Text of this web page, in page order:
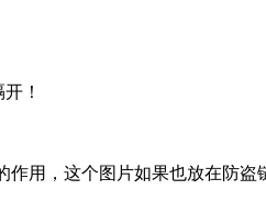
！
用，这个图片如果也放在防盗